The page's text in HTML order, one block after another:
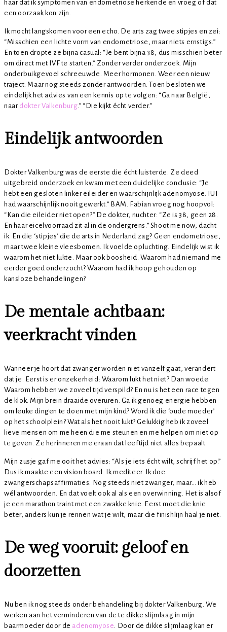
haar dat ik symptomen van endometriose herkende en vroeg of dat
een oorzaak kon zijn.
Ik mocht langskomen voor een echo. De arts zag twee stipjes en zei:
“Misschien een lichte vorm van endometriose, maar niets ernstigs.”
En toen dropte ze bijna casual: “Je bent bijna 38, dus misschien beter
om direct met IVF te starten.” Zonder verder onderzoek. Mijn
onderbuikgevoel schreeuwde. Meer hormonen. Weer een nieuw
traject. Maar nog steeds zonder antwoorden. Toen besloten we
eindelijk het advies van een kennis op te volgen: “Ga naar België,
naar dokter Valkenburg.” “Die kijkt écht verder.”
Eindelijk antwoorden
Dokter Valkenburg was de eerste die écht luisterde. Ze deed
uitgebreid onderzoek en kwam met een duidelijke conclusie: “Je
hebt een gesloten linker eileider en waarschijnlijk adenomyose. IUI
had waarschijnlijk nooit gewerkt.” BAM. Fabian vroeg nog hoopvol:
“Kan die eileider niet open?” De dokter, nuchter: “Ze is 38, geen 28.
En haar eicelvoorraad zit al in de ondergrens.” Shoot me now, dacht
ik. En die ‘stipjes’ die de arts in Nederland zag? Geen endometriose,
maar twee kleine vleesbomen. Ik voelde opluchting. Eindelijk wist ik
waarom het niet lukte. Maar ook boosheid. Waarom had niemand me
eerder goed onderzocht? Waarom had ik hoop gehouden op
kansloze behandelingen?
De mentale achtbaan:
veerkracht vinden
Wanneer je hoort dat zwanger worden niet vanzelf gaat, verandert
dat je. Eerst is er onzekerheid: Waarom lukt het niet? Dan woede:
Waarom hebben we zoveel tijd verspild? En nu is het een race tegen
de klok. Mijn brein draaide overuren. Ga ik genoeg energie hebben
om leuke dingen te doen met mijn kind? Word ik die ‘oude moeder’
op het schoolplein? Wat als het nooit lukt? Gelukkig heb ik zoveel
lieve mensen om me heen die me steunen en me helpen om niet op
te geven. Ze herinneren me eraan dat leeftijd niet alles bepaalt.
Mijn zusje gaf me ooit het advies: “Als je iets écht wilt, schrijf het op.”
Dus ik maakte een vision board. Ik mediteer. Ik doe
zwangerschapsaffirmaties. Nog steeds niet zwanger, maar… ik heb
wél antwoorden. En dat voelt ook al als een overwinning. Het is alsof
je een marathon traint met een zwakke knie. Eerst moet die knie
beter, anders kun je rennen wat je wilt, maar die finishlijn haal je niet.
De weg vooruit: geloof en
doorzetten
Nu ben ik nog steeds onder behandeling bij dokter Valkenburg. We
werken aan het verminderen van de te dikke slijmlaag in mijn
baarmoeder door de adenomyose. Door de dikke slijmlaag kan er